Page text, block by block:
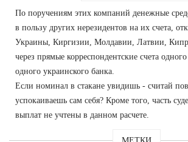
По поручениям этих компаний денежные
в пользу других нерезидентов на их счета,
Украины, Киргизии, Молдавии, Латвии,
через прямые корреспондентские счета
одного украинского банка.
Если номинал в стакане увидишь - считай
успокаиваешь сам себя? Кроме того, часть
выплат не учтены в данном расчете.